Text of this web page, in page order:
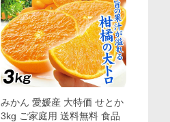
みかん 愛媛産 大特価 せとか
3kg ご家庭用 送料無料 食品